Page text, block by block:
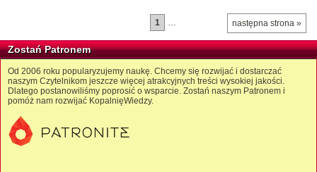
następna strona »
1 …
Zostań Patronem
Od 2006 roku popularyzujemy naukę. Chcemy się rozwijać i dostarczać
naszym Czytelnikom jeszcze więcej atrakcyjnych treści wysokiej jakości.
Dlatego postanowiliśmy poprosić o wsparcie. Zostań naszym Patronem i
pomóż nam rozwijać KopalnięWiedzy.